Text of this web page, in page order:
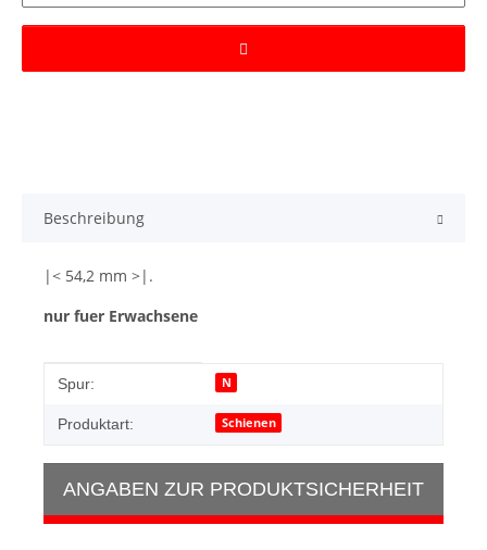
Beschreibung
|< 54,2 mm >|.
nur fuer Erwachsene
Produkteigenschaft
Wert
Spur: N
Produktart: Schienen
ANGABEN ZUR PRODUKTSICHERHEIT